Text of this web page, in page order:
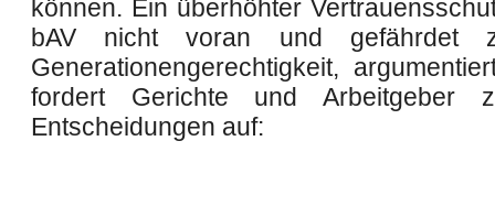
können. Ein überhöhter
bAV nicht voran und gefährdet
Generationengerechtigkeit,
fordert Gerichte und Arbeitgeber
Entscheidungen auf: